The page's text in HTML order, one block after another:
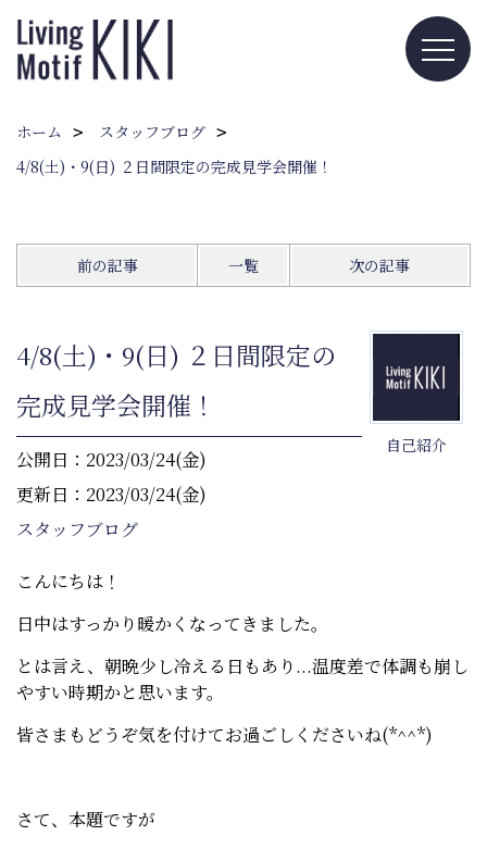
ホーム
スタッフブログ
4/8(土)・9(日) ２日間限定の完成見学会開催！
前の記事 一覧 次の記事
自己紹介
4/8(土)・9(日) ２日間限定の
完成見学会開催！
公開日：2023/03/24(金)
更新日：2023/03/24(金)
スタッフブログ
こんにちは！
日中はすっかり暖かくなってきました。
とは言え、朝晩少し冷える日もあり...温度差で体調も崩し
やすい時期かと思います。
皆さまもどうぞ気を付けてお過ごしくださいね(*^^*)
さて、本題ですが